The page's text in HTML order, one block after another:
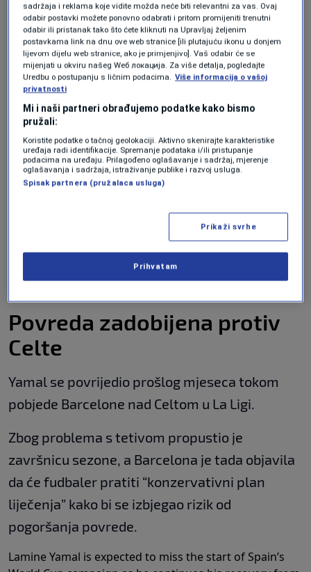
Stiglo izvinjenje… Gol Uniteda za 2:1
morao da bude poništen
NOGOMET |18. maj.
Dženis Burnić se emotivno oprostio
od kluba: "Draga moja porodico..."
Nestvarne scene i skandal u
(VIDEO)
NOGOMET|18. maj.
Ko bi nam fudbal "dao“ besplatno ako
ne Florentino Perez
Članovi medicinskog osoblja redovno dolaze u
Barcelonu kako bi nadgledali proces oporavka i
koordinirali rehabilitaciju zajedno s klubom.
Povreda zadobijena protiv
Celte
Yamal se povrijedio prošlog mjeseca tokom
pobjede Barcelone nad Celtom u La Ligi.
Zbog problema s tetivom propustio je
završnicu sezone, a Barcelona je tada objavila
da će fudbaler pratiti “konzervativni plan
liječenja” kako bi se izbjegao rizik od
pogoršanja povrede.
Lamine Yamal is expected to miss the start of Spain’s
sadržaja i reklama koje vidite možda neće biti relevantni za vas. Ovaj
odabir postavki možete ponovno odabrati i pritom promijeniti trenutni
odabir ili pristanak tako što ćete kliknuti na Upravljaj željenim
postavkama link na dnu ove web stranice [ili plutajuću ikonu u donjem
lijevom dijelu web stranice, ako je primjenjivo]. Vaš odabir će se
mijenjati u okviru našeg Wеб локација. Za više detalja, pogledajte
Uredbu o postupanju s ličnim podacima. Više informacija o vašoj
privatnosti
Mi i naši partneri obrađujemo podatke kako bismo
pružali:
Koristite podatke o tačnoj geolokaciji. Aktivno skenirajte karakteristike
uređaja radi identifikacije. Spremanje podataka i/ili pristupanje
podacima na uređaju. Prilagođeno oglašavanje i sadržaj, mjerenje
oglašavanja i sadržaja, istraživanje publike i razvoj usluga.
Spisak partnera (pružalaca usluga)
Prikaži svrhe
Prihvatam